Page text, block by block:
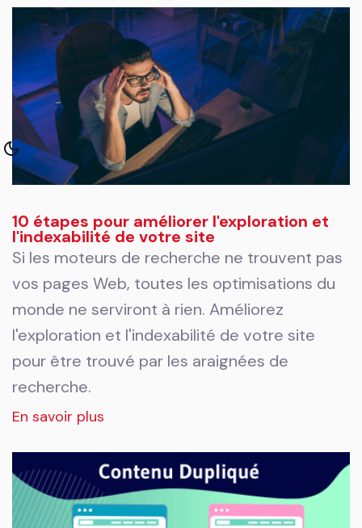
10 étapes pour améliorer l'exploration et
l'indexabilité de votre site
Si les moteurs de recherche ne trouvent pas
vos pages Web, toutes les optimisations du
monde ne serviront à rien. Améliorez
l'exploration et l'indexabilité de votre site
pour être trouvé par les araignées de
recherche.
En savoir plus